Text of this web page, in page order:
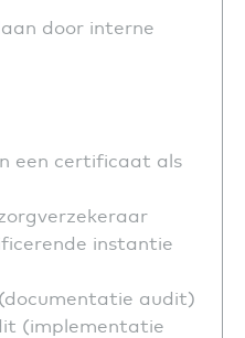
door interne
een certificaat als
instantie
audit)
(implementatie